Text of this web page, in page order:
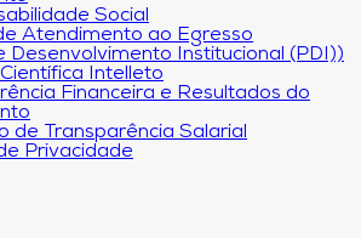
Social
Atendimento ao Egresso
Desenvolvimento Institucional (PDI))
Intelleto
Financeira e Resultados do
de Transparência Salarial
Privacidade